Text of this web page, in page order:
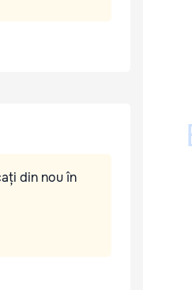
din nou în